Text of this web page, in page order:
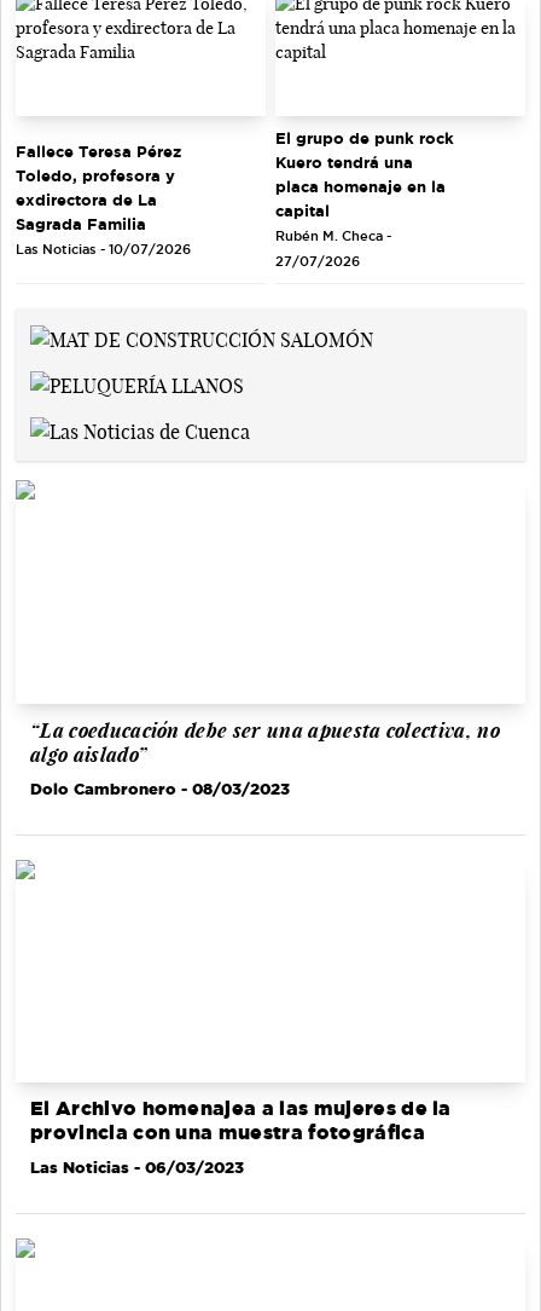
Fallece Teresa Pérez
Toledo, profesora y
exdirectora de La
Sagrada Familia
Las Noticias - 10/07/2026
El grupo de punk rock
Kuero tendrá una
placa homenaje en la
capital
Rubén M. Checa -
27/07/2026
“La coeducación debe ser una apuesta colectiva, no
algo aislado”
Dolo Cambronero - 08/03/2023
El Archivo homenajea a las mujeres de la
provincia con una muestra fotográfica
Las Noticias - 06/03/2023